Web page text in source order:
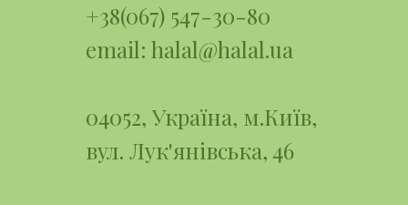
+38(067) 547-30-80
email: halal@halal.ua
04052, Україна, м.Київ,
вул. Лук'янiвська, 46